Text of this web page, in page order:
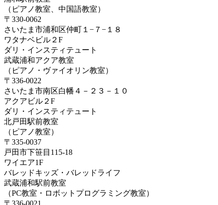
（ピアノ教室、中国語教室）
〒330-0062
さいたま市浦和区仲町１−７−１８
ワタナベビル２F
ダリ・インスティテュート
武蔵浦和アクア教室
（ピアノ・ヴァイオリン教室）
〒336-0022
さいたま市南区白幡４－２３－１０
アクアビル２F
ダリ・インスティテュート
北戸田駅前教室
（ピアノ教室）
〒335-0037
戸田市下笹目115-18
ワイエア1F
バレッドキッズ・バレッドライフ
武蔵浦和駅前教室
（PC教室・ロボットプログラミング教室）